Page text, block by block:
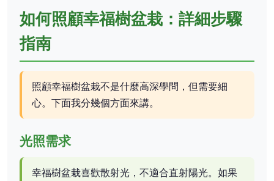
如何照顧幸福樹盆栽：詳細步驟
指南
照顧幸福樹盆栽不是什麼高深學問，但需要細
心。下面我分幾個方面來講。
光照需求
幸福樹盆栽喜歡散射光，不適合直射陽光。如果